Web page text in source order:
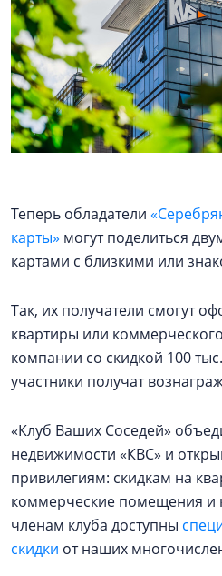
Теперь обладатели
карты» могут поделиться
картами с близкими или
Так, их получатели смогут
квартиры или
компании со скидкой 100
участники получат
«Клуб Ваших Соседей»
недвижимости «КВС» и
привилегиям: скидкам на
коммерческие помещения и
членам клуба доступны
скидки от наших